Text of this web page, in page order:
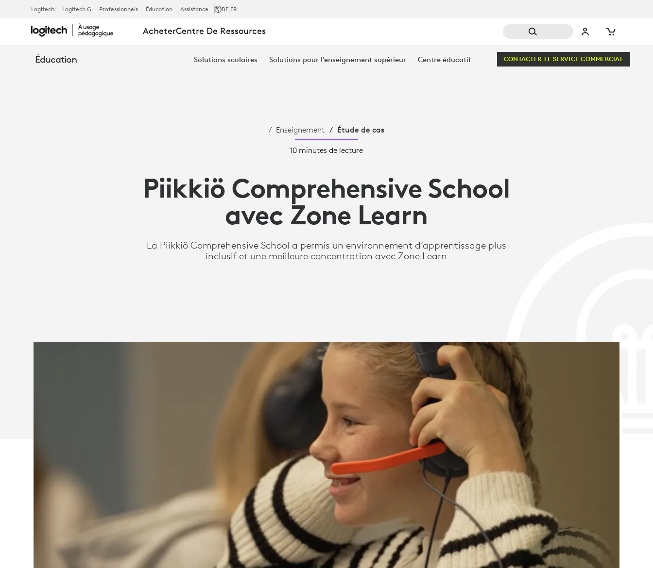
PIIKKIÖ COMPREHENSIVE SCHOOL
AVEC
Logitech Logitech G Professionnels Éducation Assistance BE,FR
AcheterCentre De Ressources
Éducation Solutions scolaires Solutions pour l’enseignement supérieur Centre éducatif CONTACTER LE SERVICE COMMERCIAL
Enseignement Étude de cas
10 minutes de lecture
Piikkiö Comprehensive School
avec Zone Learn
La Piikkiö Comprehensive School a permis un environnement d’apprentissage plus
inclusif et une meilleure concentration avec Zone Learn